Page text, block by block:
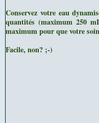
Conservez votre eau
quantités (maximum 250
maximum pour que votre
Facile, non? ;-)